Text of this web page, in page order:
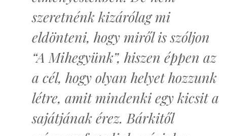
szeretnénk kizárólag mi
eldönteni, hogy miről is szóljon
“A Mihegyünk”, hiszen éppen az
a cél, hogy olyan helyet hozzunk
létre, amit mindenki egy kicsit a
sajátjának érez. Bárkitől